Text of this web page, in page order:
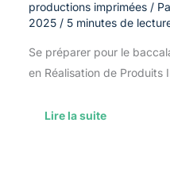
productions imprimées/
2025 / 5 minutes de
Se préparer pour le
en Réalisation de Produits
Lire la suite